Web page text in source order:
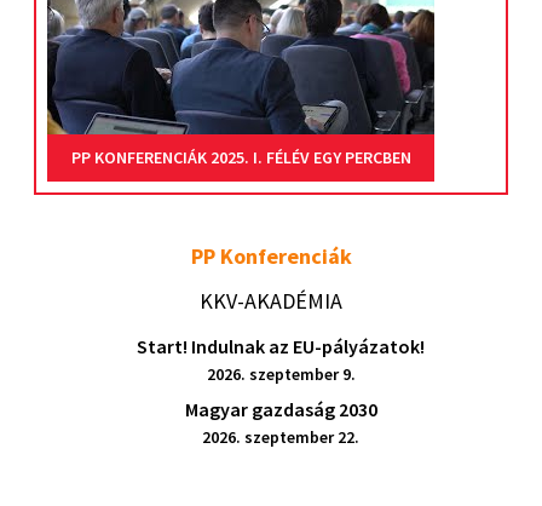
PP KONFERENCIÁK 2025. I. FÉLÉV EGY PERCBEN
PP Konferenciák
KKV-AKADÉMIA
Start! Indulnak az EU-pályázatok!
2026. szeptember 9.
Magyar gazdaság 2030
2026. szeptember 22.